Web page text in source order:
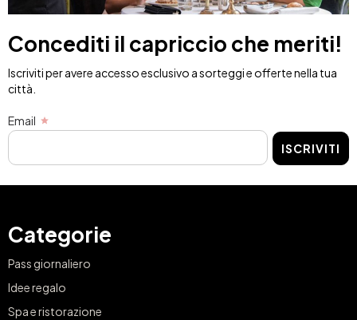
Concediti il capriccio che meriti!
Iscriviti per avere accesso esclusivo a sorteggi e offerte nella tua
città.
Email
ISCRIVITI
Categorie
Pass giornaliero
Idee regalo
Spa e ristorazione